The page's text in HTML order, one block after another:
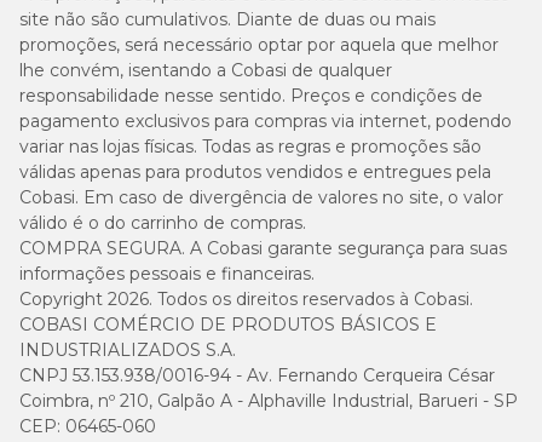
site não são cumulativos. Diante de duas ou mais
promoções, será necessário optar por aquela que melhor
lhe convém, isentando a Cobasi de qualquer
responsabilidade nesse sentido. Preços e condições de
pagamento exclusivos para compras via internet, podendo
variar nas lojas físicas. Todas as regras e promoções são
válidas apenas para produtos vendidos e entregues pela
Cobasi. Em caso de divergência de valores no site, o valor
válido é o do carrinho de compras.
COMPRA SEGURA. A Cobasi garante segurança para suas
informações pessoais e financeiras.
Copyright 2026. Todos os direitos reservados à Cobasi.
COBASI COMÉRCIO DE PRODUTOS BÁSICOS E
INDUSTRIALIZADOS S.A.
CNPJ 53.153.938/0016-94 - Av. Fernando Cerqueira César
Coimbra, nº 210, Galpão A - Alphaville Industrial, Barueri - SP
CEP: 06465-060